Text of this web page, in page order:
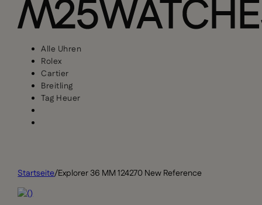
Alle Uhren
Rolex
Cartier
Breitling
Tag Heuer
Startseite/Explorer 36 MM 124270 New Reference